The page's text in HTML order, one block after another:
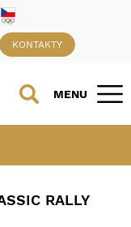
KONTAKTY
MENU
RALLY